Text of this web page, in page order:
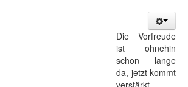
Die Vorfreude
ist ohnehin
schon lange
da, jetzt kommt
verstärkt